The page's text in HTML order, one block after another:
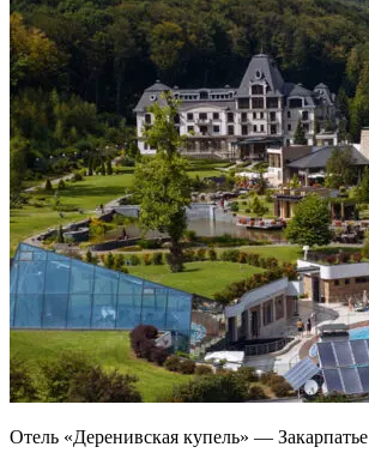
Отель «Деренивская купель» — Закарпатье